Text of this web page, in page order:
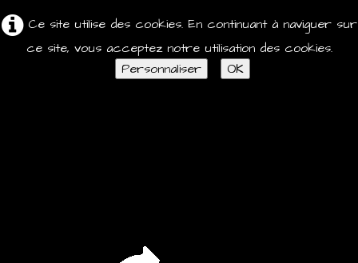
Ce site utilise des cookies. En continuant à naviguer sur
ce site, vous acceptez notre utilisation des cookies.
Personnaliser
OK